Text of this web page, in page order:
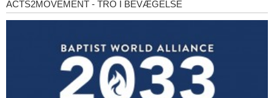
Acts2Movement
-
ACTS2MOVEMENT - TRO I BEVÆGELSE